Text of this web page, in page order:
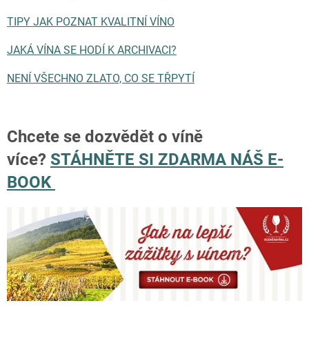
TIPY JAK POZNAT KVALITNÍ VÍNO
JAKÁ VÍNA SE HODÍ K ARCHIVACI?
NENÍ VŠECHNO ZLATO, CO SE TŘPYTÍ
Chcete se dozvědět o víně
více? STÁHNĚTE SI ZDARMA NÁŠ E-
BOOK